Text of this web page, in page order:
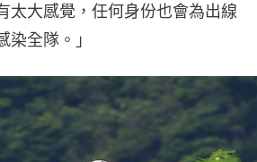
太大感覺，任何身份也會為出線
染全隊。」